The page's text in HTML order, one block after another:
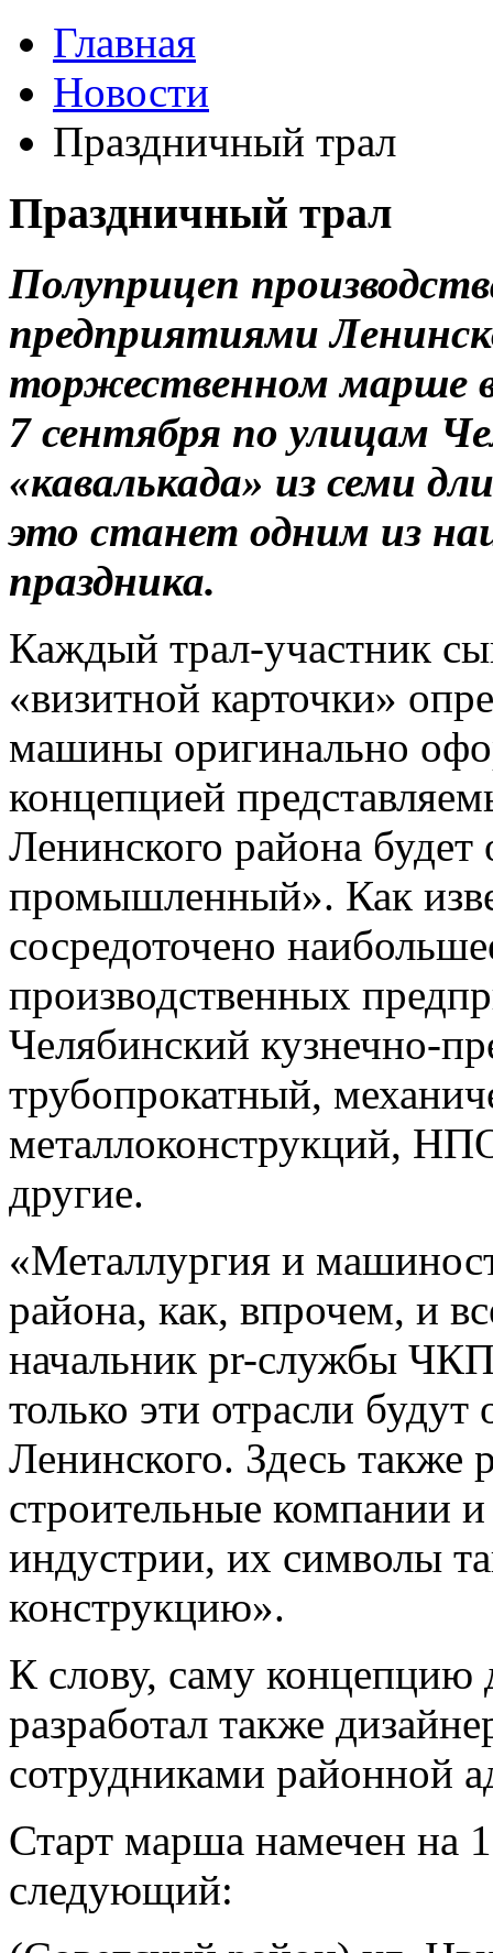
Главная
Новости
Праздничный трал
Праздничный трал
Полуприцеп
предприятиями
торжественном марше
7 сентября по улицам
«кавалькада» из семи
это станет одним из
праздника.
Каждый трал-участник
«визитной карточки»
машины оригинально
концепцией
Ленинского района будет
промышленный». Как
сосредоточено
производственных
Челябинский кузнечно-
трубопрокатный,
металлоконструкций,
другие.
«Металлургия и
района, как, впрочем, и
начальник pr-службы
только эти отрасли
Ленинского. Здесь также
строительные компании
индустрии, их символы
конструкцию».
К слову, саму концепцию
разработал также
сотрудниками районной
Старт марша намечен на
следующий: